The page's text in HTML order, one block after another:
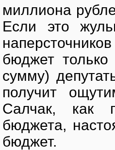
миллиона
Если это
бюджет
сумму)
получит
Салчак, как
бюджета,
бюджет.